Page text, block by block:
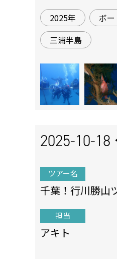
2025年 ボー
三浦半島
2025-10-18
ツアー名
千葉！行川勝山
担当
アキト